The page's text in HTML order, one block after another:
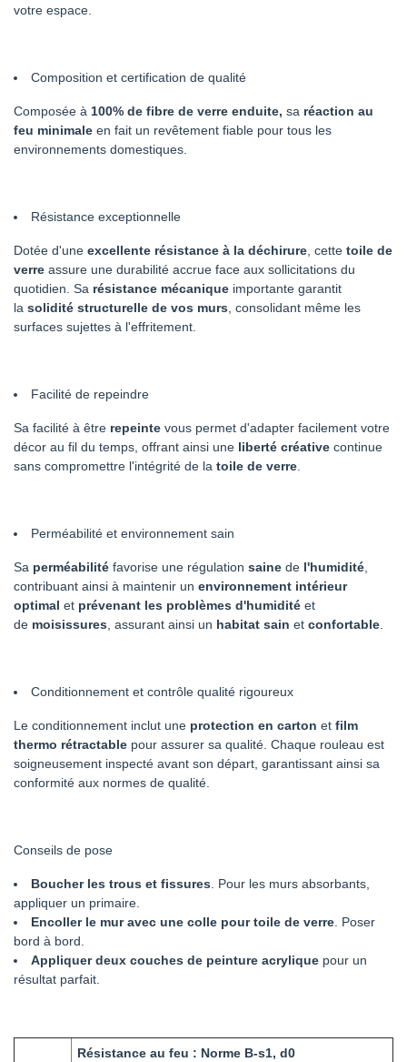
votre espace.
Composition et certification de qualité
Composée à 100% de fibre de verre enduite, sa réaction au
feu minimale en fait un revêtement fiable pour tous les
environnements domestiques.
Résistance exceptionnelle
Dotée d'une excellente résistance à la déchirure , cette toile de
verre assure une durabilité accrue face aux sollicitations du
quotidien. Sa résistance mécanique importante garantit
la solidité structurelle de vos murs , consolidant même les
surfaces sujettes à l'effritement.
Facilité de repeindre
Sa facilité à être repeinte vous permet d'adapter facilement votre
décor au fil du temps, offrant ainsi une liberté créative continue
sans compromettre l'intégrité de la toile de verre
Perméabilité et environnement sain
Sa perméabilité favorise une régulation saine de l'humidité
contribuant ainsi à maintenir un environnement intérieur
optimal et prévenant les problèmes d'humidité et
de moisissures , assurant ainsi un habitat sain et confortable
Conditionnement et contrôle qualité rigoureux
Le conditionnement inclut une protection en carton et film
thermo rétractable pour assurer sa qualité. Chaque rouleau est
soigneusement inspecté avant son départ, garantissant ainsi sa
conformité aux normes de qualité.
Conseils de pose
Boucher les trous et fissures . Pour les murs absorbants,
appliquer un primaire.
Encoller le mur avec une colle pour toile de verre . Poser
bord à bord.
Appliquer deux couches de peinture acrylique pour un
résultat parfait.
Résistance au feu : Norme B-s1, d0